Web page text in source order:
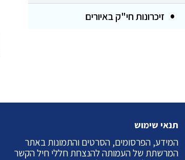
זיכרונות חי"ק באיורים
תנאי שימוש
המידע, הפרסומים, הסרטים והתמונות באתר
המרשתת של העמותה להנצחת חללי חיל הקשר